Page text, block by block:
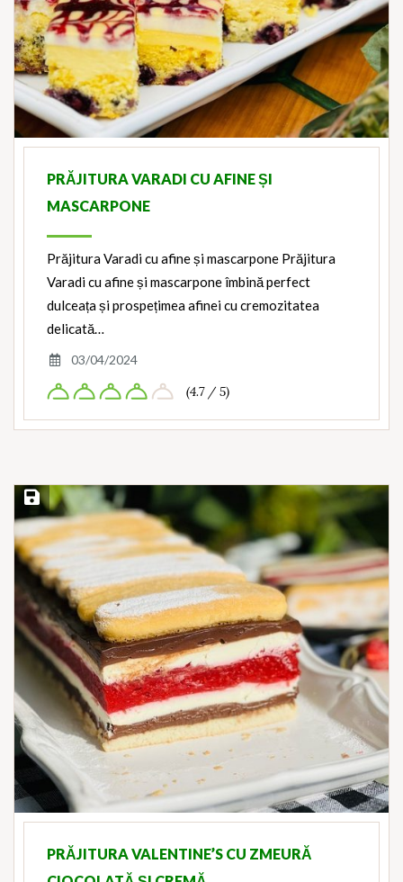
PRĂJITURA VARADI CU AFINE ȘI
MASCARPONE
Prăjitura Varadi cu afine și mascarpone Prăjitura
Varadi cu afine și mascarpone îmbină perfect
dulceața și prospețimea afinei cu cremozitatea
delicată…
03/04/2024
(4.7 / 5)
Save Recipe
PRĂJITURA VALENTINE’S CU ZMEURĂ